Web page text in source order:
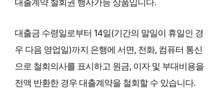
대출계약 철회권 행사가능 상품입니다.
대출금 수령일로부터 14일(기간의 말일이 휴일인 경
우 다음 영업일)까지 은행에 서면, 전화, 컴퓨터 통신
으로 철회의사를 표시하고 원금, 이자 및 부대비용을
전액 반환한 경우 대출계약을 철회할 수 있습니다.